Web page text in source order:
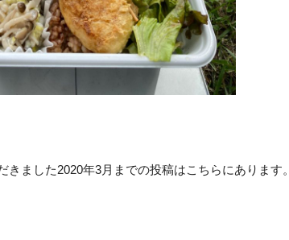
きました2020年3月までの投稿はこちらにあります。